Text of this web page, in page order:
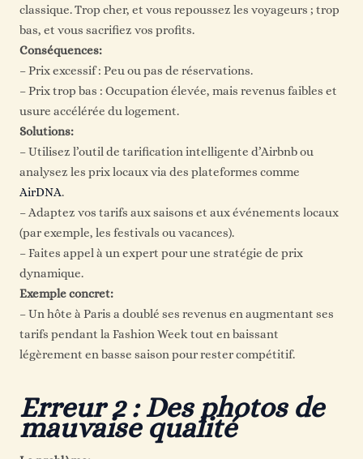
classique. Trop cher, et vous repoussez les voyageurs ; trop
bas, et vous sacrifiez vos profits.
Conséquences:
– Prix excessif : Peu ou pas de réservations.
– Prix trop bas : Occupation élevée, mais revenus faibles et
usure accélérée du logement.
Solutions:
– Utilisez l’outil de tarification intelligente d’Airbnb ou
analysez les prix locaux via des plateformes comme
AirDNA.
– Adaptez vos tarifs aux saisons et aux événements locaux
(par exemple, les festivals ou vacances).
– Faites appel à un expert pour une stratégie de prix
dynamique.
Exemple concret:
– Un hôte à Paris a doublé ses revenus en augmentant ses
tarifs pendant la Fashion Week tout en baissant
légèrement en basse saison pour rester compétitif.
Erreur 2 : Des photos de
mauvaise qualité